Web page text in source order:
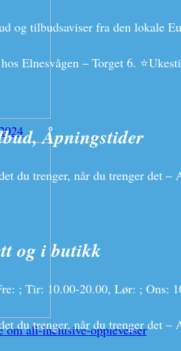
all-inclusive-opplevelser
og tilbudsaviser fra den lokale
Elnesvågen – Torget 6.
Åpningstider
du trenger, når du trenger det
og i butikk
; Tir: 10.00-20.00, Lør: ; Ons:
du trenger, når du trenger det